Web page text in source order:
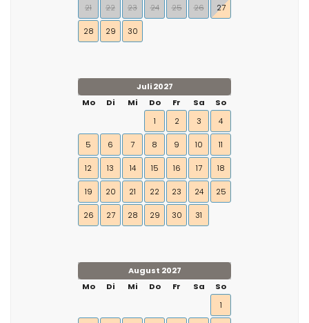
21 22 23 24 25 26 27
28 29 30
Juli 2027
Mo
Di Mi Do Fr Sa
So
1
2 3 4
5 6 7 8 9 10 11
12 13 14 15 16 17 18
19 20 21 22 23 24 25
26 27 28 29 30 31
August 2027
Mo
Di Mi Do Fr Sa
So
1